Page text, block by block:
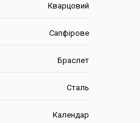
Кварцовий
Сапфірове
Браслет
Сталь
Календар